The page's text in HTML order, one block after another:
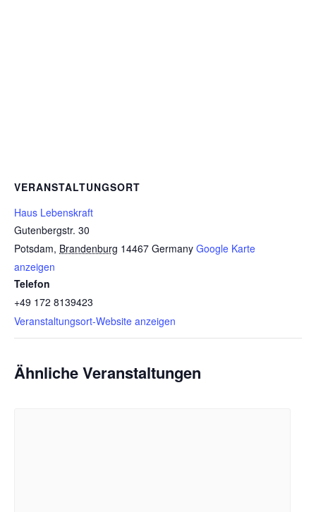
VERANSTALTUNGSORT
Haus Lebenskraft
Gutenbergstr. 30
Potsdam, Brandenburg 14467 Germany Google Karte
anzeigen
Telefon
+49 172 8139423
Veranstaltungsort-Website anzeigen
Ähnliche Veranstaltungen